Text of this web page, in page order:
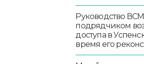
Руководство
подрядчиком
доступа в
время его